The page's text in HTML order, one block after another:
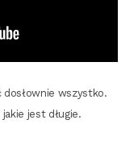
wszyst­ko.
jest długie.